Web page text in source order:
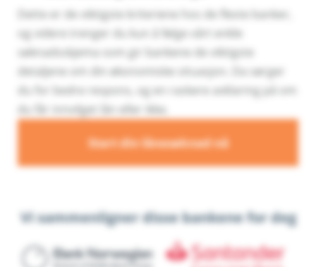
Dette er de viktigste kriteriene hos de fleste banker,
og videre trenger du kun å følge vårt enkle
søknadsskjema som gir bankene de viktigste
detaljene om din økonomiske situasjon. Da sørger
du for bedre respons, og en raskere avklaring på om
du får innvilget lån eller ikke.
Start din lånesøknad nå
Vi sammenligner disse bankene for deg